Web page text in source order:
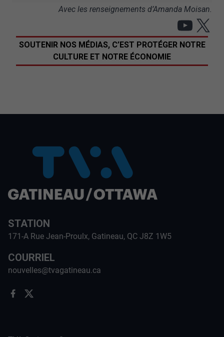
Avec les renseignements d’Amanda Moisan.
X
SOUTENIR NOS MÉDIAS, C’EST PROTÉGER NOTRE
CULTURE ET NOTRE ÉCONOMIE
STATION
171-A Rue Jean-Proulx, Gatineau, QC J8Z 1W5
COURRIEL
nouvelles@tvagatineau.ca